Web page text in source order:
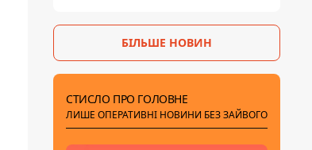
БІЛЬШЕ НОВИН
СТИСЛО ПРО ГОЛОВНЕ
ЛИШЕ ОПЕРАТИВНІ НОВИНИ БЕЗ ЗАЙВОГО